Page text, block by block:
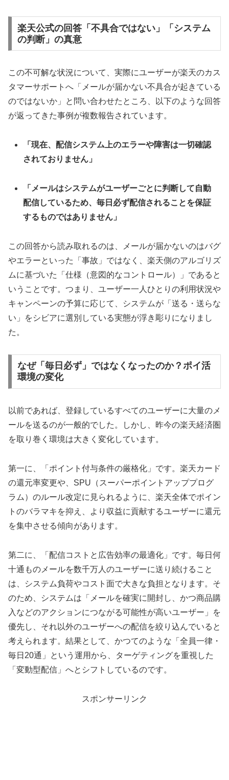
楽天公式の回答「不具合ではない」「システム
の判断」の真意
この不可解な状況について、実際にユーザーが楽天のカス
タマーサポートへ「メールが届かない不具合が起きている
のではないか」と問い合わせたところ、以下のような回答
が返ってきた事例が複数報告されています。
「現在、配信システム上のエラーや障害は一切確認
されておりません」
「メールはシステムがユーザーごとに判断して自動
配信しているため、毎日必ず配信されることを保証
するものではありません」
この回答から読み取れるのは、メールが届かないのはバグ
やエラーといった「事故」ではなく、楽天側のアルゴリズ
ムに基づいた「仕様（意図的なコントロール）」であると
いうことです。つまり、ユーザー一人ひとりの利用状況や
キャンペーンの予算に応じて、システムが「送る・送らな
い」をシビアに選別している実態が浮き彫りになりまし
た。
なぜ「毎日必ず」ではなくなったのか？ポイ活
環境の変化
以前であれば、登録しているすべてのユーザーに大量のメ
ールを送るのが一般的でした。しかし、昨今の楽天経済圏
を取り巻く環境は大きく変化しています。
第一に、「ポイント付与条件の厳格化」です。楽天カード
の還元率変更や、SPU（スーパーポイントアッププログ
ラム）のルール改定に見られるように、楽天全体でポイン
トのバラマキを抑え、より収益に貢献するユーザーに還元
を集中させる傾向があります。
第二に、「配信コストと広告効率の最適化」です。毎日何
十通ものメールを数千万人のユーザーに送り続けること
は、システム負荷やコスト面で大きな負担となります。そ
のため、システムは「メールを確実に開封し、かつ商品購
入などのアクションにつながる可能性が高いユーザー」を
優先し、それ以外のユーザーへの配信を絞り込んでいると
考えられます。結果として、かつてのような「全員一律・
毎日20通」という運用から、ターゲティングを重視した
「変動型配信」へとシフトしているのです。
スポンサーリンク